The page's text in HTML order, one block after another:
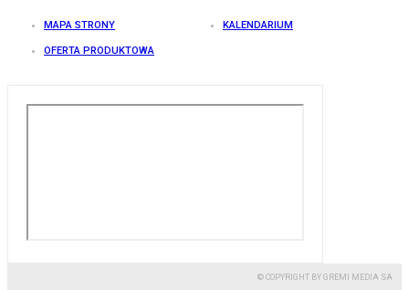
MAPA STRONY KALENDARIUM
OFERTA PRODUKTOWA
© COPYRIGHT BY GREMI MEDIA SA